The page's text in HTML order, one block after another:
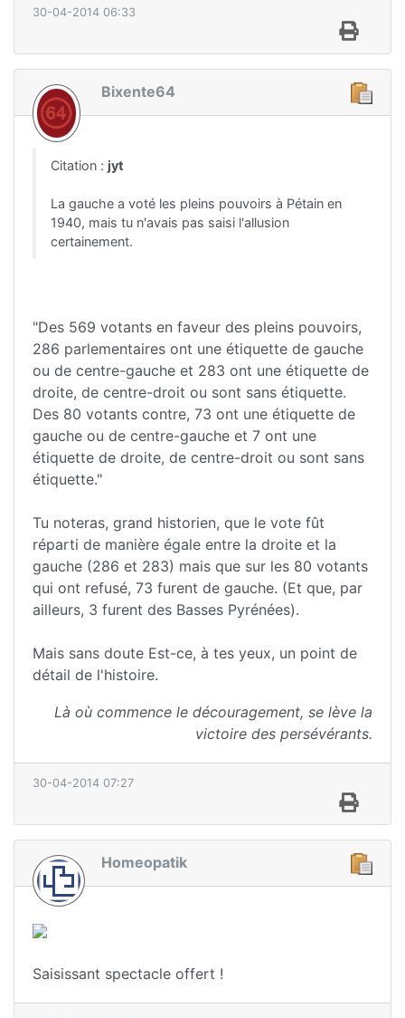
30-04-2014 06:33
Bixente64
Citation : jyt
La gauche a voté les pleins pouvoirs à Pétain en
1940, mais tu n'avais pas saisi l'allusion
certainement.
"Des 569 votants en faveur des pleins pouvoirs,
286 parlementaires ont une étiquette de gauche
ou de centre-gauche et 283 ont une étiquette de
droite, de centre-droit ou sont sans étiquette.
Des 80 votants contre, 73 ont une étiquette de
gauche ou de centre-gauche et 7 ont une
étiquette de droite, de centre-droit ou sont sans
étiquette."
Tu noteras, grand historien, que le vote fût
réparti de manière égale entre la droite et la
gauche (286 et 283) mais que sur les 80 votants
qui ont refusé, 73 furent de gauche. (Et que, par
ailleurs, 3 furent des Basses Pyrénées).
Mais sans doute Est-ce, à tes yeux, un point de
détail de l'histoire.
Là où commence le découragement, se lève la
victoire des persévérants.
30-04-2014 07:27
Homeopatik
Saisissant spectacle offert !